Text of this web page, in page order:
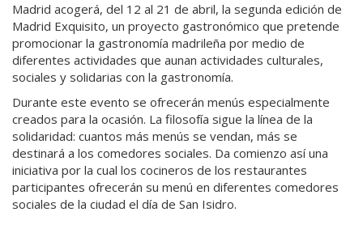
Madrid acogerá, del 12 al 21 de abril, la segunda edición de
Madrid Exquisito, un proyecto gastronómico que pretende
promocionar la gastronomía madrileña por medio de
diferentes actividades que aunan actividades culturales,
sociales y solidarias con la gastronomía.
Durante este evento se ofrecerán menús especialmente
creados para la ocasión. La filosofía sigue la línea de la
solidaridad: cuantos más menús se vendan, más se
destinará a los comedores sociales. Da comienzo así una
iniciativa por la cual los cocineros de los restaurantes
participantes ofrecerán su menú en diferentes comedores
sociales de la ciudad el día de San Isidro.